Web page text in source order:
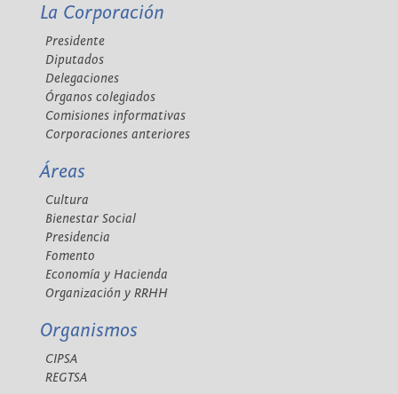
La Corporación
Presidente
Diputados
Delegaciones
Órganos colegiados
Comisiones informativas
Corporaciones anteriores
Áreas
Cultura
Bienestar Social
Presidencia
Fomento
Economía y Hacienda
Organización y RRHH
Organismos
CIPSA
REGTSA